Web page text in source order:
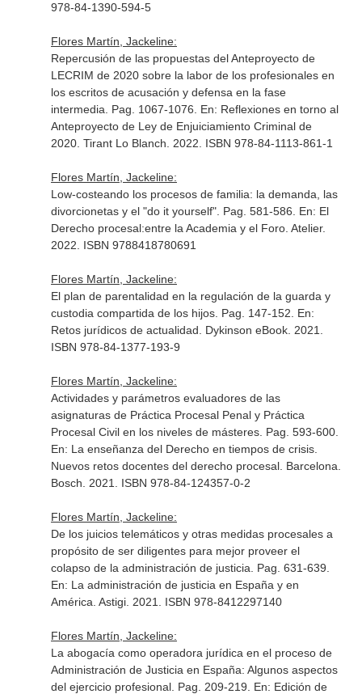
978-84-1390-594-5
Flores Martín, Jackeline:
Repercusión de las propuestas del Anteproyecto de
LECRIM de 2020 sobre la labor de los profesionales en
los escritos de acusación y defensa en la fase
intermedia. Pag. 1067-1076. En: Reflexiones en torno al
Anteproyecto de Ley de Enjuiciamiento Criminal de
2020. Tirant Lo Blanch. 2022. ISBN 978-84-1113-861-1
Flores Martín, Jackeline:
Low-costeando los procesos de familia: la demanda, las
divorcionetas y el "do it yourself". Pag. 581-586. En: El
Derecho procesal:entre la Academia y el Foro. Atelier.
2022. ISBN 9788418780691
Flores Martín, Jackeline:
El plan de parentalidad en la regulación de la guarda y
custodia compartida de los hijos. Pag. 147-152. En:
Retos jurídicos de actualidad . Dykinson eBook. 2021.
ISBN 978-84-1377-193-9
Flores Martín, Jackeline:
Actividades y parámetros evaluadores de las
asignaturas de Práctica Procesal Penal y Práctica
Procesal Civil en los niveles de másteres. Pag. 593-600.
En: La enseñanza del Derecho en tiempos de crisis.
Nuevos retos docentes del derecho procesal. Barcelona.
Bosch. 2021. ISBN 978-84-124357-0-2
Flores Martín, Jackeline:
De los juicios telemáticos y otras medidas procesales a
propósito de ser diligentes para mejor proveer el
colapso de la administración de justicia. Pag. 631-639.
En: La administración de justicia en España y en
América . Astigi. 2021. ISBN 978-8412297140
Flores Martín, Jackeline:
La abogacía como operadora jurídica en el proceso de
Administración de Justicia en España: Algunos aspectos
del ejercicio profesional. Pag. 209-219. En: Edición de